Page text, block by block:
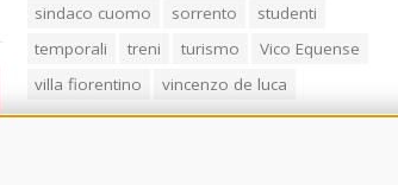
sindaco cuomo
sorrento
studenti
temporali
treni turismo
Vico Equense
villa fiorentino
vincenzo de luca